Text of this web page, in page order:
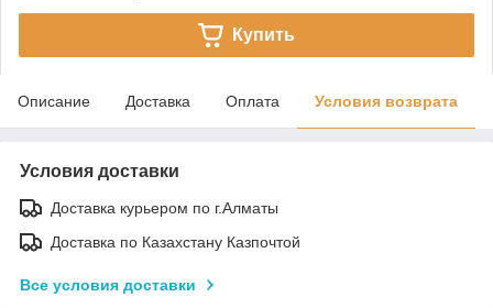
Купить
Описание Доставка Оплата Условия возврата
Условия доставки
Доставка курьером по г.Алматы
Доставка по Казахстану Казпочтой
Все условия доставки